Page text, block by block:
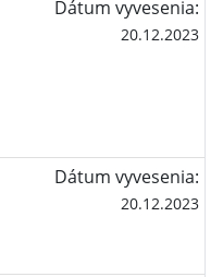
Dátum vyvesenia:
20.12.2023
Dátum vyvesenia:
20.12.2023